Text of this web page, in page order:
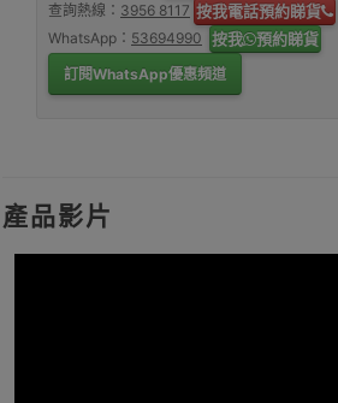
查詢熱線： 3956 8117 按我電話預約睇貨
WhatsApp： 53694990 按我 預約睇貨
訂閱WhatsApp優惠頻道
產品影片